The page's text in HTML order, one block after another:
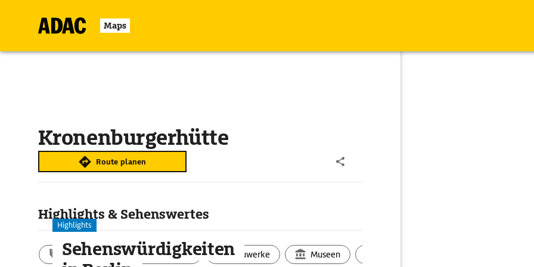
Maps
Kronenburgerhütte
Route planen
Highlights & Sehenswertes
Aktivitäten Landschaft Bauwerke Museen
Highlights
Sehenswürdigkeiten